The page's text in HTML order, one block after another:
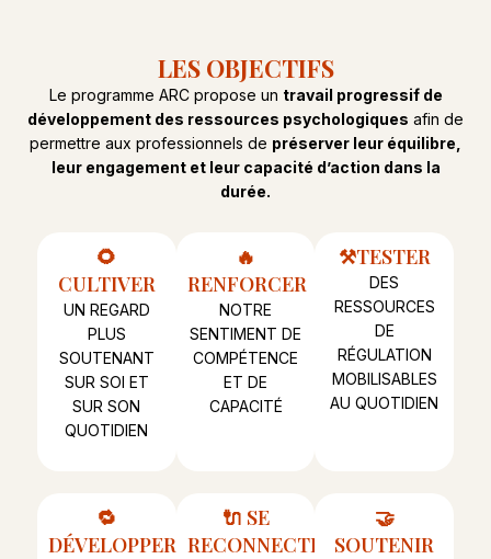
LES OBJECTIFS
Le programme ARC propose un travail progressif de
développement des ressources psychologiques afin de
permettre aux professionnels de préserver leur équilibre,
leur engagement et leur capacité d’action dans la
durée.
🌻
CULTIVER
UN REGARD
PLUS
SOUTENANT
SUR SOI ET
SUR SON
QUOTIDIEN
🔥
RENFORCER
NOTRE
SENTIMENT DE
COMPÉTENCE
ET DE
CAPACITÉ
⚒️TESTER
DES
RESSOURCES
DE
RÉGULATION
MOBILISABLES
AU QUOTIDIEN
🔁
DÉVELOPPER
🔌 SE
RECONNECTER
🤝
SOUTENIR